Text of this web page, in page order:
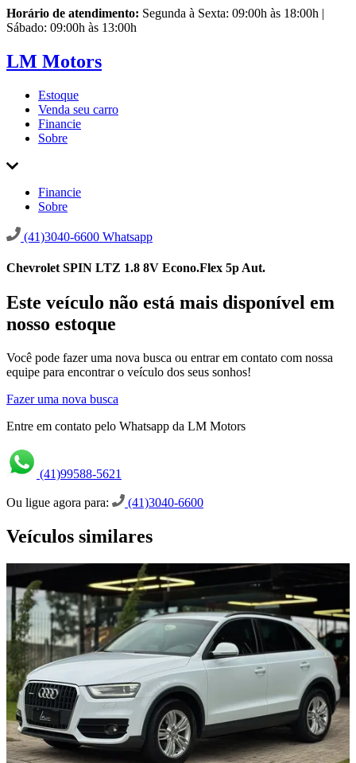
Horário de atendimento: Segunda à Sexta: 09:00h às 18:00h |
Sábado: 09:00h às 13:00h
LM Motors
Estoque
Venda seu carro
Financie
Sobre
Financie
Sobre
(41)3040-6600 Whatsapp
Chevrolet SPIN LTZ 1.8 8V Econo.Flex 5p Aut.
Este veículo não está mais disponível em
nosso estoque
Você pode fazer uma nova busca ou entrar em contato com nossa
equipe para encontrar o veículo dos seus sonhos!
Fazer uma nova busca
Entre em contato pelo Whatsapp da LM Motors
(41)99588-5621
Ou ligue agora para: (41)3040-6600
Veículos similares